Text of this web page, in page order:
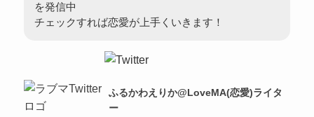
を発信中
チェックすれば恋愛が上手くいきます！
ふるかわえりか@LoveMA(恋愛)ライタ
ー